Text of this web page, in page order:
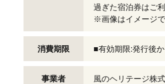
過ぎた宿泊券はご
※画像はイメージで
消費期限 ■有効期限:発行後
事業者 風のヘリテージ株